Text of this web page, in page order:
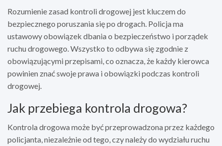
Rozumienie zasad kontroli drogowej jest kluczem do
bezpiecznego poruszania się po drogach. Policja ma
ustawowy obowiązek dbania o bezpieczeństwo i porządek
ruchu drogowego. Wszystko to odbywa się zgodnie z
obowiązującymi przepisami, co oznacza, że każdy kierowca
powinien znać swoje prawa i obowiązki podczas kontroli
drogowej.
Jak przebiega kontrola drogowa?
Kontrola drogowa może być przeprowadzona przez każdego
policjanta, niezależnie od tego, czy należy do wydziału ruchu